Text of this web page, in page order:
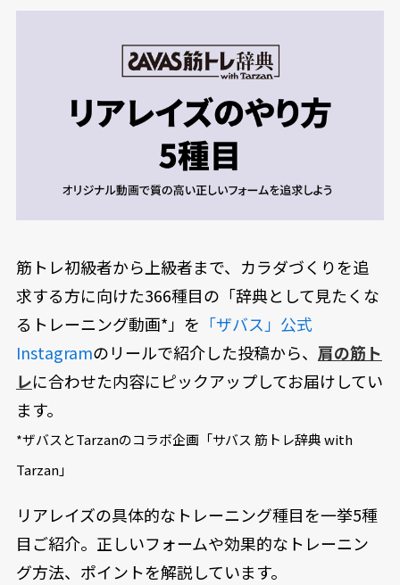
筋トレ初級者から上級者まで、カラダづくりを追
求する方に向けた366種目の「辞典として見たくな
るトレーニング動画*」を 「ザバス」公式
Instagramのリールで紹介した投稿から、 肩の筋ト
レに合わせた内容にピックアップしてお届けしてい
ます。
*ザバスとTarzanのコラボ企画「サバス 筋トレ辞典 with
Tarzan」
リアレイズの具体的なトレーニング種目を一挙5種
目ご紹介。正しいフォームや効果的なトレーニン
グ方法、ポイントを解説しています。